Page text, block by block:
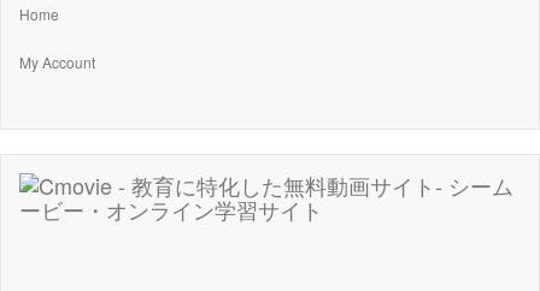
Home
My Account